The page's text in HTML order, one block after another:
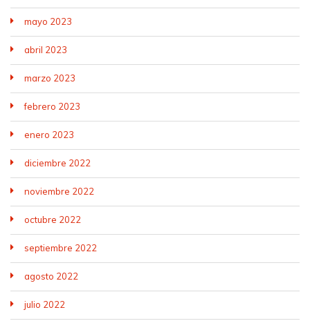
mayo 2023
abril 2023
marzo 2023
febrero 2023
enero 2023
diciembre 2022
noviembre 2022
octubre 2022
septiembre 2022
agosto 2022
julio 2022